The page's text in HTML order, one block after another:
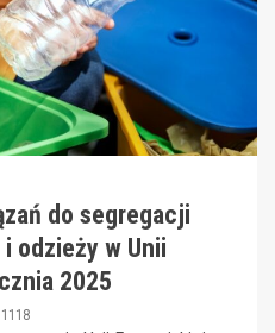
do segregacji
odzieży w Unii
2025
1118